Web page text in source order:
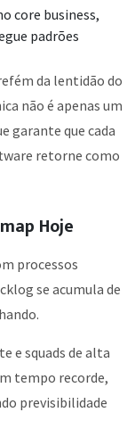
core business,
padrões
da lentidão do
não é apenas um
garante que cada
retorne como
Hoje
processos
se acumula de
e squads de alta
tempo recorde,
previsibilidade